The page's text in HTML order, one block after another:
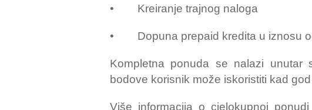
• Kreiranje trajnog naloga
• Dopuna prepaid kredita u iznosu
Kompletna ponuda se nalazi unutar
bodove korisnik može iskoristiti kad
Više informacija o cjelokupnoj